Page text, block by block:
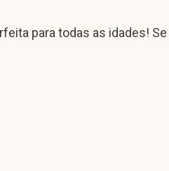
para todas as idades!